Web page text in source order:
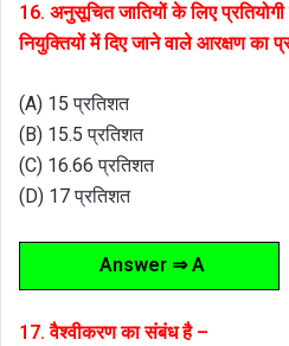
16. अनुसूचित जातियों के लिए प्रतियोगी
नियुक्तियों में दिए जाने वाले आरक्षण का
(A) 15 प्रतिशत
(B) 15.5 प्रतिशत
(C) 16.66 प्रतिशत
(D) 17 प्रतिशत
Answer ⇒ A
17. वैश्वीकरण का संबंध है –